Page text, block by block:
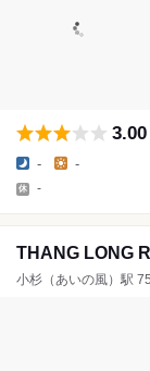
3.00
- -
-
THANG LONG
小杉（あいの風）駅